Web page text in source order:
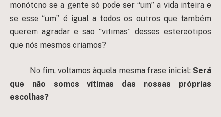
monótono se a gente só pode ser “um” a vida inteira e
se esse “um” é igual a todos os outros que também
querem agradar e são “vítimas” desses estereótipos
que nós mesmos criamos?
No fim, voltamos àquela mesma frase inicial: Será
que não somos vítimas das nossas próprias
escolhas?